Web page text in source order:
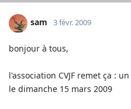
sam 3 févr. 2009
bonjour à tous,
l'association CVJF remet ça :
le dimanche 15 mars 2009